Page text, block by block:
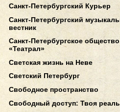
Санкт-Петербургский Курьер
Санкт-Петербургский
вестник
Санкт-Петербургское
«Театрал»
Светская жизнь на Неве
Светский Петербург
Свободное пространство
Свободный доступ: Твоя